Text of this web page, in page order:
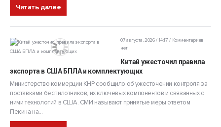
Читать далее
07 августа, 2026 / 14:17
Комментариев
нет
Китай ужесточил правила
экспорта в США БПЛА и комплектующих
Министерство коммерции КНР сообщило об ужесточении контроля за
поставками беспилотников, их ключевых компонентов и связанных с
ними технологий в США. СМИ называют принятые меры ответом
Пекина на...